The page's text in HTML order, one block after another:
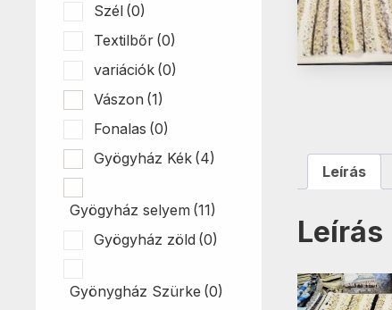
Leírás
Leírás
Szél (0)
Textilbőr (0)
variációk (0)
Vászon (1)
Fonalas (0)
Gyögyház Kék (4)
Gyögyház selyem (11)
Gyögyház zöld (0)
Gyönygház Szürke (0)